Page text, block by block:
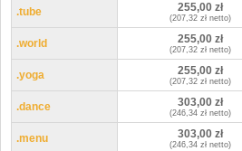
.tube 255,00 zł
(207,32 zł netto)
.world 255,00 zł
(207,32 zł netto)
.yoga 255,00 zł
(207,32 zł netto)
.dance 303,00 zł
(246,34 zł netto)
.menu 303,00 zł
(246,34 zł netto)